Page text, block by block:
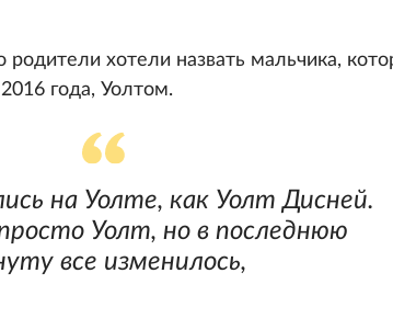
родители хотели назвать мальчика,
года, Уолтом.
на Уолте, как Уолт Дисней.
Уолт, но в последнюю
все изменилось,